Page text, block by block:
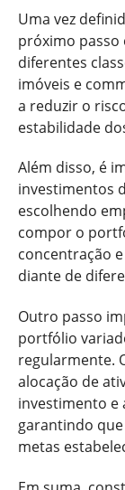
Uma vez
próximo passo
diferentes
imóveis e
a reduzir o
estabilidade
Além disso, é
investimentos
escolhendo
compor o
concentração
diante de
Outro passo
portfólio
regularmente.
alocação de
investimento e
garantindo
metas